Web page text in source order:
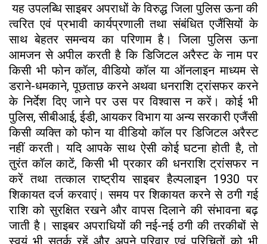
यह उपलब्धि साइबर अपराधों के विरुद्ध जिला पुलिस ऊना की
त्वरित एवं प्रभावी कार्यप्रणाली तथा संबंधित एजैंसियों के
साथ बेहतर समन्वय का परिणाम है। जिला पुलिस ऊना
आमजन से अपील करती है कि डिजिटल अरैस्ट के नाम पर
किसी भी फोन कॉल, वीडियो कॉल या ऑनलाइन माध्यम से
डराने-धमकाने, पूछताछ करने अथवा धनराशि ट्रांसफर करने
के निर्देश दिए जाने पर उस पर विश्वास न करें। कोई भी
पुलिस, सीबीआई, ईडी, आयकर विभाग या अन्य सरकारी एजैंसी
किसी व्यक्ति को फोन या वीडियो कॉल पर डिजिटल अरैस्ट
नहीं करती। यदि आपके साथ ऐसी कोई घटना होती है, तो
तुरंत कॉल काटें, किसी भी प्रकार की धनराशि ट्रांसफर न
करें तथा तत्काल राष्ट्रीय साइबर हैल्पलाइन 1930 पर
शिकायत दर्ज करवाएं। समय पर शिकायत करने से ठगी गई
राशि को सुरक्षित रखने और वापस दिलाने की संभावना बढ़
जाती है। साइबर अपराधियों की नई-नई ठगी की तरकीबों से
स्वयं भी सतर्क रहें और अपने परिवार एवं परिचितों को भी